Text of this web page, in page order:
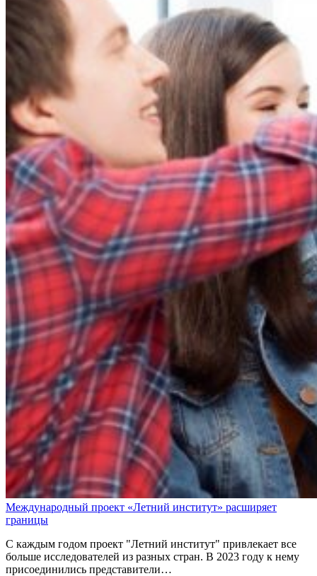
Международный проект «Летний институт» расширяет
границы
С каждым годом проект "Летний институт" привлекает все
больше исследователей из разных стран. В 2023 году к нему
присоединились представители…